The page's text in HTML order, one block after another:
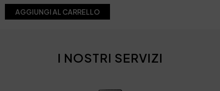
AGGIUNGI AL CARRELLO
I NOSTRI SERVIZI